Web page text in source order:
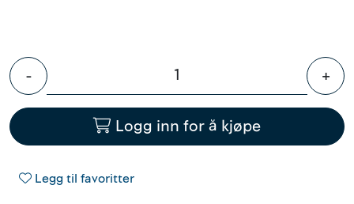
- +
Logg inn for å kjøpe
Legg til favoritter
Prosjekter
Outlet
Kontakt